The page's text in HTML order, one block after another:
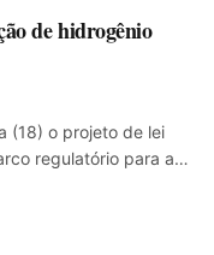
de hidrogênio
(18) o projeto de lei
regulatório para a…